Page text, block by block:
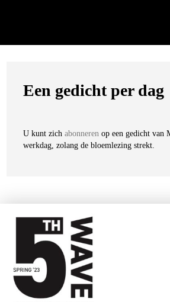
Een gedicht per dag
U kunt zichabonneren op een gedicht van
werkdag, zolang de bloemlezing strekt.